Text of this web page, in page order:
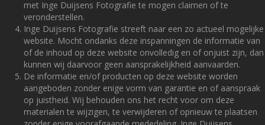
met Inge Duijsens Fotografie te mogen claimen of te
veronderstellen.
Inge Duijsens Fotografie streeft naar een zo actueel mogelijke
website. Mocht ondanks deze inspanningen de informatie van
of de inhoud op deze website onvolledig en of onjuist zijn, dan
kunnen wij daarvoor geen aansprakelijkheid aanvaarden.
De informatie en/of producten op deze website worden
aangeboden zonder enige vorm van garantie en of aanspraak
op juistheid. Wij behouden ons het recht voor om deze
materialen te wijzigen, te verwijderen of opnieuw te plaatsen